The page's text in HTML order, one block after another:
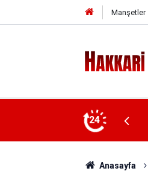
Manşetler
24
İlk kafile yola çıkıyor
Anasayfa